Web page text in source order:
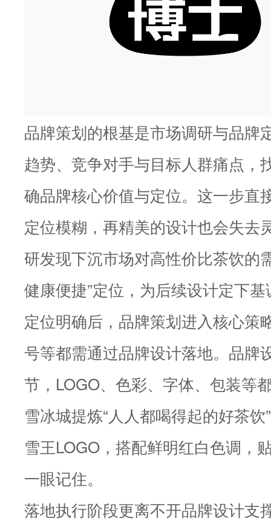
品牌策划的根基是市场调研与品牌
趋势、竞争对手与目标人群痛点，
确品牌核心价值与定位。这一步直
定位模糊，再精美的设计也会失去
研发现下沉市场对高性价比茶饮的
健康便捷”定位，为后续设计定下基
定位明确后，品牌策划进入核心策
号等都需通过品牌设计落地。品牌
节，LOGO、色彩、字体、包装等
雪冰城提炼“人人都喝得起的好茶
雪王LOGO，搭配鲜明红白色调，
一眼记住。
落地执行阶段更离不开品牌设计支